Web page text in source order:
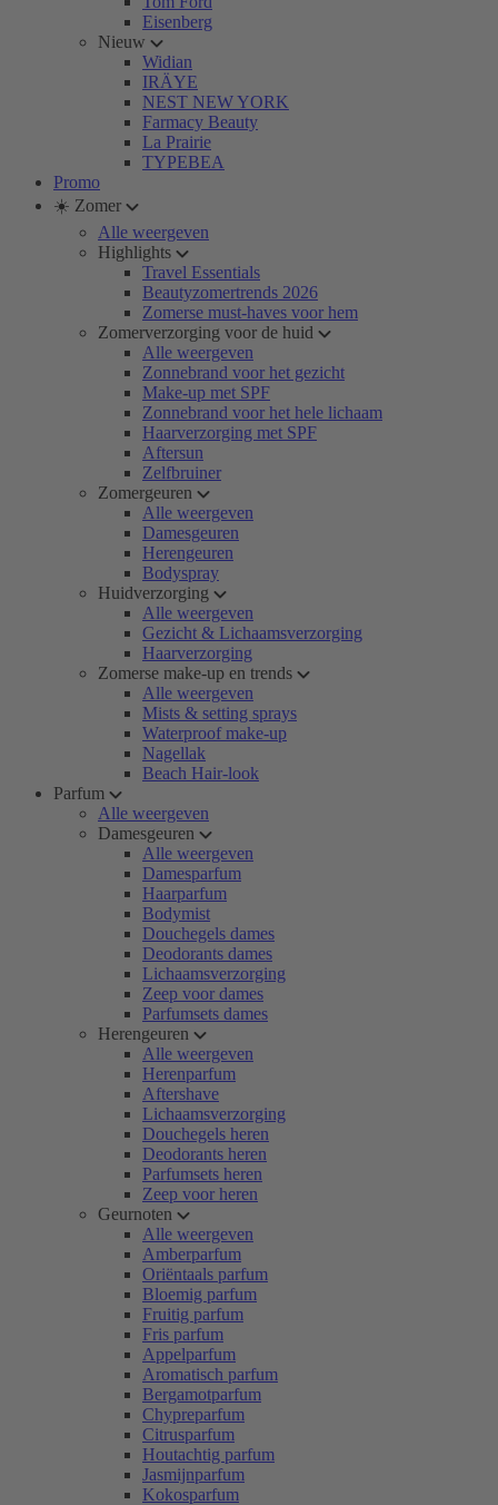
Eisenberg
Nieuw
Widian
IRÄYE
NEST NEW YORK
Farmacy Beauty
La Prairie
TYPEBEA
Promo
☀️ Zomer
Alle weergeven
Highlights
Travel Essentials
Beautyzomertrends 2026
Zomerse must-haves voor hem
Zomerverzorging voor de huid
Alle weergeven
Zonnebrand voor het gezicht
Make-up met SPF
Zonnebrand voor het hele lichaam
Haarverzorging met SPF
Aftersun
Zelfbruiner
Zomergeuren
Alle weergeven
Damesgeuren
Herengeuren
Bodyspray
Huidverzorging
Alle weergeven
Gezicht & Lichaamsverzorging
Haarverzorging
Zomerse make-up en trends
Alle weergeven
Mists & setting sprays
Waterproof make-up
Nagellak
Beach Hair-look
Parfum
Alle weergeven
Damesgeuren
Alle weergeven
Damesparfum
Haarparfum
Bodymist
Douchegels dames
Deodorants dames
Lichaamsverzorging
Zeep voor dames
Parfumsets dames
Herengeuren
Alle weergeven
Herenparfum
Aftershave
Lichaamsverzorging
Douchegels heren
Deodorants heren
Parfumsets heren
Zeep voor heren
Geurnoten
Alle weergeven
Amberparfum
Oriëntaals parfum
Bloemig parfum
Fruitig parfum
Fris parfum
Appelparfum
Aromatisch parfum
Bergamotparfum
Chypreparfum
Citrusparfum
Houtachtig parfum
Jasmijnparfum
Kokosparfum